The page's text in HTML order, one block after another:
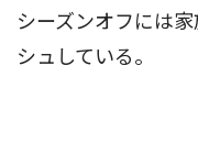
シーズンオフには
シュしている。